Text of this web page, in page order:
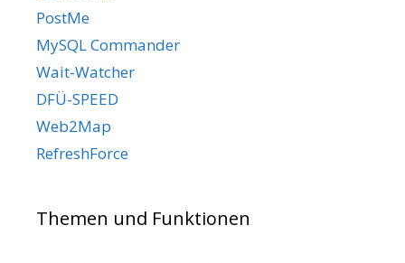
PostMe
MySQL Commander
Wait-Watcher
DFÜ-SPEED
Web2Map
RefreshForce
Themen und Funktionen